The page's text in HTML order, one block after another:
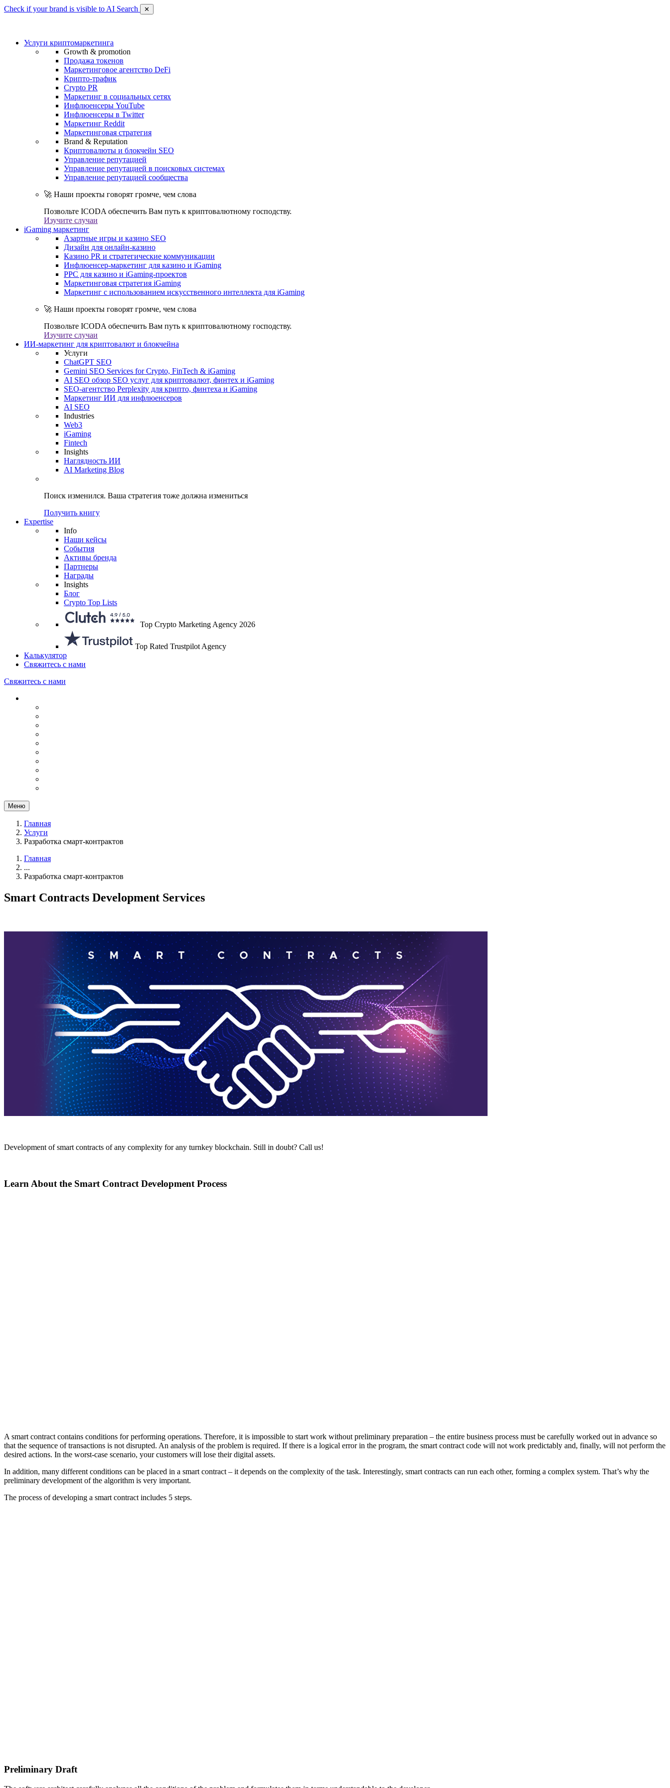
Check if your brand is visible to AI Search ✕
Услуги криптомаркетинга
Growth & promotion
Продажа токенов
Маркетинговое агентство DeFi
Крипто-трафик
Crypto PR
Маркетинг в социальных сетях
Инфлюенсеры YouTube
Инфлюенсеры в Twitter
Маркетинг Reddit
Маркетинговая стратегия
Brand & Reputation
Криптовалюты и блокчейн SEO
Управление репутацией
Управление репутацией в поисковых системах
Управление репутацией сообщества
🚀 Наши проекты говорят громче, чем слова
Позвольте ICODA обеспечить Вам путь к криптовалютному господству.
Изучите случаи
iGaming маркетинг
Азартные игры и казино SEO
Дизайн для онлайн-казино
Казино PR и стратегические коммуникации
Инфлюенсер-маркетинг для казино и iGaming
PPC для казино и iGaming-проектов
Маркетинговая стратегия iGaming
Маркетинг с использованием искусственного интеллекта для iGaming
🚀 Наши проекты говорят громче, чем слова
Позвольте ICODA обеспечить Вам путь к криптовалютному господству.
Изучите случаи
ИИ-маркетинг для криптовалют и блокчейна
Услуги
ChatGPT SEO
Gemini SEO Services for Crypto, FinTech & iGaming
AI SEO обзор SEO услуг для криптовалют, финтех и iGaming
SEO-агентство Perplexity для крипто, финтеха и iGaming
Маркетинг ИИ для инфлюенсеров
AI SEO
Industries
Web3
iGaming
Fintech
Insights
Наглядность ИИ
AI Marketing Blog
Поиск изменился. Ваша стратегия тоже должна измениться
Получить книгу
Expertise
Info
Наши кейсы
События
Активы бренда
Партнеры
Награды
Insights
Блог
Crypto Top Lists
Top Crypto Marketing Agency 2026
Top Rated Trustpilot Agency
Калькулятор
Свяжитесь с нами
Свяжитесь с нами
Меню
Главная
Услуги
Разработка смарт-контрактов
Главная
...
Разработка смарт-контрактов
Smart Contracts Development Services
Development of smart contracts of any complexity for any turnkey blockchain. Still in doubt? Call us!
Learn About the Smart Contract Development Process
A smart contract contains conditions for performing operations. Therefore, it is impossible to start work without preliminary preparation – the entire business process must be carefully worked out in advance so
that the sequence of transactions is not disrupted. An analysis of the problem is required. If there is a logical error in the program, the smart contract code will not work predictably and, finally, will not perform the
desired actions. In the worst-case scenario, your customers will lose their digital assets.
In addition, many different conditions can be placed in a smart contract – it depends on the complexity of the task. Interestingly, smart contracts can run each other, forming a complex system. That’s why the
preliminary development of the algorithm is very important.
The process of developing a smart contract includes 5 steps.
Preliminary Draft